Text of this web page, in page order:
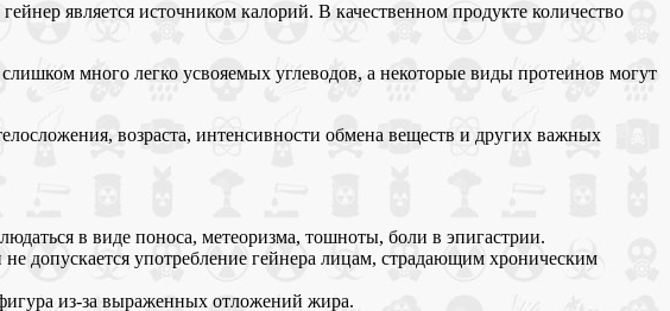
является источником калорий. В качественном продукте количество
много легко усвояемых углеводов, а некоторые виды протеинов могут
возраста, интенсивности обмена веществ и других важных
в виде поноса, метеоризма, тошноты, боли в эпигастрии.
допускается употребление гейнера лицам, страдающим хроническим
из-за выраженных отложений жира.